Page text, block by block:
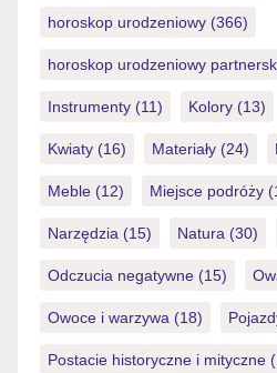
horoskop urodzeniowy (366)
horoskop urodzeniowy
Instrumenty (11) Kolory (13)
Kwiaty (16) Materiały (24)
Meble (12) Miejsce podróży
Narzędzia (15) Natura (30)
Odczucia negatywne (15)
Owoce i warzywa (18)
Postacie historyczne i mityczne